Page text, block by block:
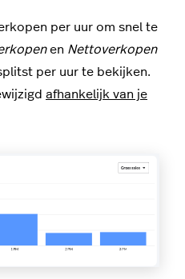
per uur om snel te
en Nettoverkopen
per uur te bekijken.
afhankelijk van je